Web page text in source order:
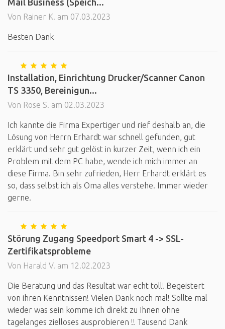
Mail Business (Speich...
Von Rainer K. am 07.03.2023
Besten Dank
Installation, Einrichtung Drucker/Scanner Canon
TS 3350, Bereinigun...
Von Rose S. am 02.03.2023
Ich kannte die Firma Expertiger und rief deshalb an, die
Lösung von Herrn Erhardt war schnell gefunden, gut
erklärt und sehr gut gelöst in kurzer Zeit, wenn ich ein
Problem mit dem PC habe, wende ich mich immer an
diese Firma. Bin sehr zufrieden, Herr Erhardt erklärt es
so, dass selbst ich als Oma alles verstehe. Immer wieder
gerne.
Störung Zugang Speedport Smart 4 -> SSL-
Zertifikatsprobleme
Von Harald V. am 12.02.2023
Die Beratung und das Resultat war echt toll! Begeistert
von ihren Kenntnissen! Vielen Dank noch mal! Sollte mal
wieder was sein komme ich direkt zu Ihnen ohne
tagelanges zielloses ausprobieren !! Tausend Dank